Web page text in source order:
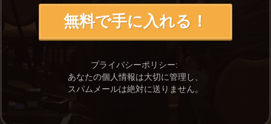
無料で手に入れる！
プライバシーポリシー:
あなたの個人情報は大切に管理し、
スパムメールは絶対に送りません。